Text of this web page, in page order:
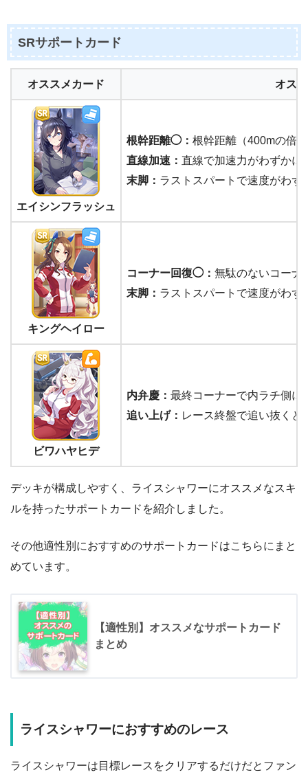
SRサポートカード
オススメカード オス
エイシンフラッシュ
根幹距離◯： 根幹距離（400mの倍
直線加速： 直線で加速力がわずかに
末脚： ラストスパートで速度がわず
キングヘイロー
コーナー回復◯： 無駄のないコーナ
末脚： ラストスパートで速度がわず
ビワハヤヒデ
内弁慶： 最終コーナーで内ラチ側に
追い上げ： レース終盤で追い抜くと
デッキが構成しやすく、ライスシャワーにオススメなスキ
ルを持ったサポートカードを紹介しました。
その他適性別におすすめのサポートカードはこちらにまと
めています。
【適性別】オススメなサポートカード
まとめ
ライスシャワーにおすすめのレース
ライスシャワーは目標レースをクリアするだけだとファン